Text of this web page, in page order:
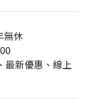
無休
最新優惠、線上